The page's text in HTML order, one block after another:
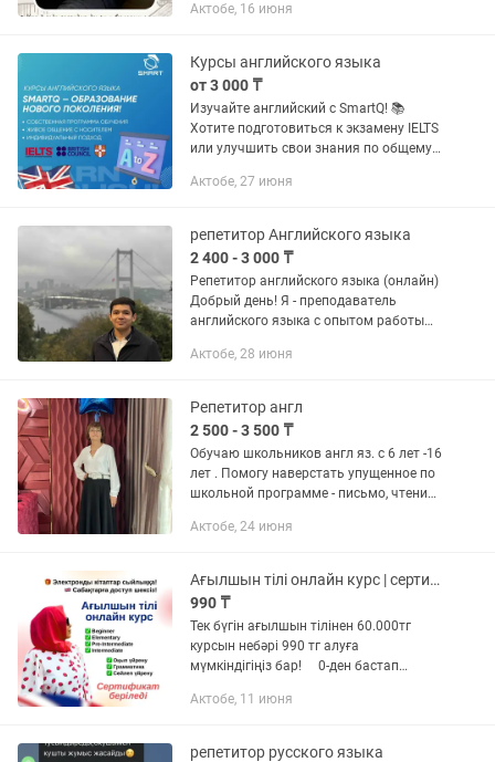
мне: Более 3-х лет педагогического
Актобе, 16 июня
Курсы английского языка
от 3 000 ₸
Изучайте английский с SmartQ! 📚
Хотите подготовиться к экзамену IELTS
или улучшить свои знания по общему
готовы помочь вам достичь вашей
Актобе, 27 июня
репетитор Английского языка
2 400 - 3 000 ₸
Репетитор английского языка (онлайн)
Добрый день! Я - преподаватель
английского языка с опытом работы
онлайн-занятия для всех, кто хочет
Актобе, 28 июня
Репетитор англ
2 500 - 3 500 ₸
Обучаю школьников англ яз. с 6 лет -16
лет . Помогу наверстать упущенное по
школьной программе - письмо, чтение,
индив.занятия. Стаж более 30 лет
Актобе, 24 июня
Ағылшын тілі онлайн курс | сертификат
990 ₸
Тек бүгін ағылшын тілінен 60.000тг
курсын небәрі 990 тг алуға
мүмкіндігіңіз бар! ⠀ 0-ден бастап
және аудио сабақтар да арнайы жабық
Актобе, 11 июня
репетитор русского языка